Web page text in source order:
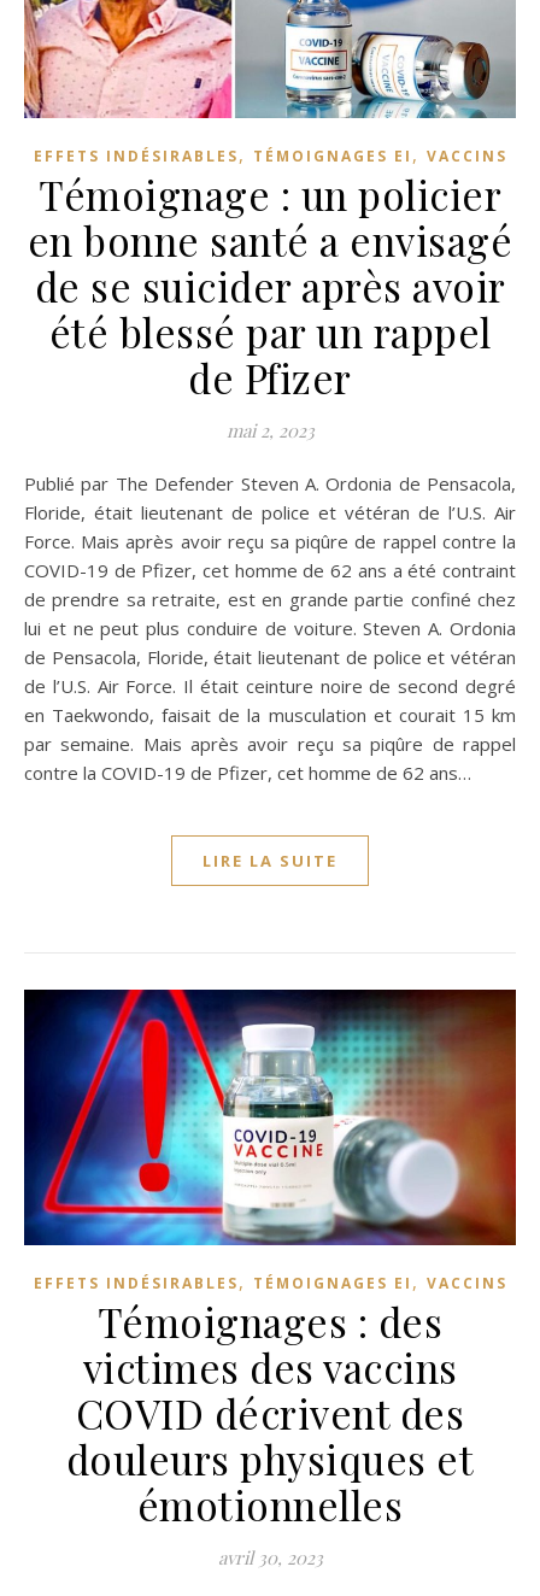
EFFETS INDÉSIRABLES, TÉMOIGNAGES EI , VACCINS
Témoignage : un policier
en bonne santé a envisagé
de se suicider après avoir
été blessé par un rappel
de Pfizer
mai 2, 2023
Publié par The Defender Steven A. Ordonia de Pensacola,
Floride, était lieutenant de police et vétéran de l’U.S. Air
Force. Mais après avoir reçu sa piqûre de rappel contre la
COVID-19 de Pfizer, cet homme de 62 ans a été contraint
de prendre sa retraite, est en grande partie confiné chez
lui et ne peut plus conduire de voiture. Steven A. Ordonia
de Pensacola, Floride, était lieutenant de police et vétéran
de l’U.S. Air Force. Il était ceinture noire de second degré
en Taekwondo, faisait de la musculation et courait 15 km
par semaine. Mais après avoir reçu sa piqûre de rappel
contre la COVID-19 de Pfizer, cet homme de 62 ans…
LIRE LA SUITE
EFFETS INDÉSIRABLES, TÉMOIGNAGES EI , VACCINS
Témoignages : des
victimes des vaccins
COVID décrivent des
douleurs physiques et
émotionnelles
avril 30, 2023